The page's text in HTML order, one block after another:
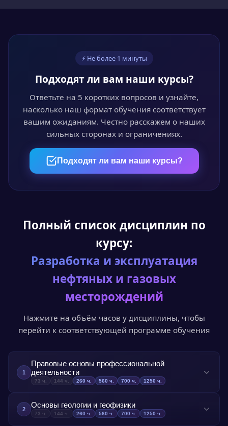
переплат.
Обучайтесь онлайн
Проходите курс в личном кабинете в удобное
время. Лекции, видео и тесты доступны 24/7.
Пройдите аттестацию
Итоговый онлайн-тест или выпускная
Получите документ
Диплом или удостоверение установленного
образца с доставкой по всей России.
⚡ Не более 1 минуты
Подходят ли вам наши курсы?
Ответьте на 5 коротких вопросов и узнайте,
насколько наш формат обучения соответствует
вашим ожиданиям. Честно расскажем о наших
сильных сторонах и ограничениях.
Подходят ли вам наши курсы?
Полный список дисциплин по
курсу:
Разработка и эксплуатация
нефтяных и газовых
месторождений
Нажмите на объём часов у дисциплины, чтобы
перейти к соответствующей программе обучения
1
Правовые основы профессиональной
деятельности
73 ч. 144 ч. 260 ч. 560 ч. 700 ч. 1250 ч.
предоставлении слушателям информации о
2 Основы геологии и геофизики
73 ч. 144 ч. 260 ч. 560 ч. 700 ч. 1250 ч.